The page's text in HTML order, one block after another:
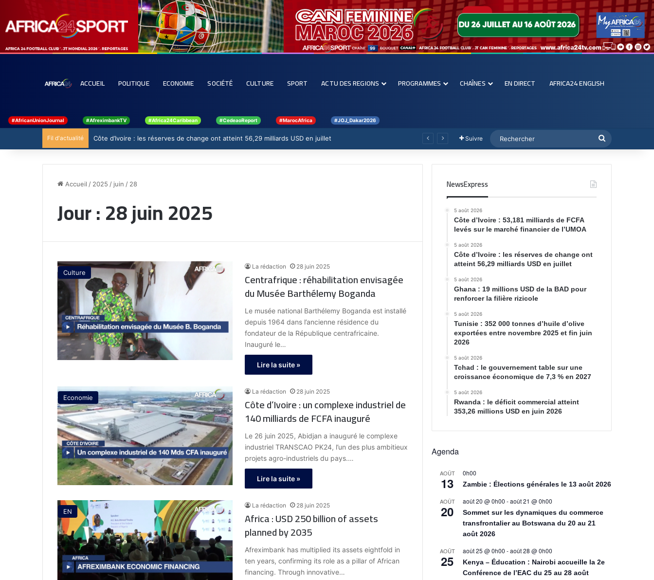
ACCUEIL POLITIQUE ECONOMIE SOCIÉTÉ CULTURE SPORT ACTU DES REGIONS PROGRAMMES CHAÎNES EN DIRECT AFRICA24 ENGLISH
#AfricanUnionJournal #AfreximbankTV #Africa24Caribbean #CedeaoReport #MarocAfrica #JOJ_Dakar2026
Fil d'actualité Côte d’Ivoire : les réserves de change ont atteint 56,29 milliards USD en juillet Suivre
Accueil / 2025 / juin / 28
Jour :28 juin 2025
Culture
La rédaction 28 juin 2025
Centrafrique : réhabilitation envisagée
du Musée Barthélemy Boganda
Le musée national Barthélemy Boganda est installé
depuis 1964 dans l’ancienne résidence du
fondateur de la République centrafricaine.
Inauguré le…
Lire la suite »
Economie
La rédaction 28 juin 2025
Côte d’Ivoire : un complexe industriel de
140 milliards de FCFA inauguré
Le 26 juin 2025, Abidjan a inauguré le complexe
industriel TRANSCAO PK24, l’un des plus ambitieux
projets agro-industriels du pays.…
Lire la suite »
EN
La rédaction 28 juin 2025
Africa : USD 250 billion of assets
planned by 2035
Afreximbank has multiplied its assets eightfold in
ten years, confirming its role as a pillar of African
financing. Through innovative…
NewsExpress
5 août 2026
Côte d’Ivoire : 53,181 milliards de FCFA
levés sur le marché financier de l’UMOA
5 août 2026
Côte d’Ivoire : les réserves de change ont
atteint 56,29 milliards USD en juillet
5 août 2026
Ghana : 19 millions USD de la BAD pour
renforcer la filière rizicole
5 août 2026
Tunisie : 352 000 tonnes d’huile d’olive
exportées entre novembre 2025 et fin juin
2026
5 août 2026
Tchad : le gouvernement table sur une
croissance économique de 7,3 % en 2027
5 août 2026
Rwanda : le déficit commercial atteint
353,26 millions USD en juin 2026
Agenda
AOÛT
13
0h00
Zambie : Élections générales le 13 août 2026
AOÛT
20
août 20 @ 0h00 -août 21 @ 0h00
Sommet sur les dynamiques du commerce
transfrontalier au Botswana du 20 au 21
août 2026
AOÛT
25
août 25 @ 0h00 -août 28 @ 0h00
Kenya – Éducation : Nairobi accueille la 2e
Conférence de l’EAC du 25 au 28 août